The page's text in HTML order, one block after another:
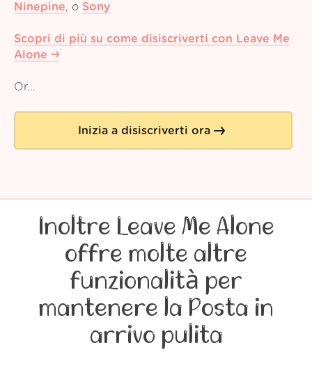
Ninepine, o Sony
Scopri di più su come disiscriverti con Leave Me
Alone
Or...
Inizia a disiscriverti ora
Inoltre Leave Me Alone
offre molte altre
funzionalità per
mantenere la Posta in
arrivo pulita